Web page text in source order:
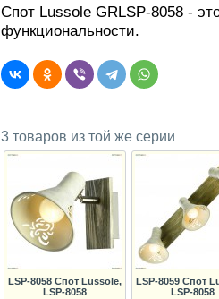
Спот Lussole GRLSP-8058 -
функциональности.
3 товаров из той же серии
LSP-8058 Спот Lussole,
LSP-8058
LSP-8059 Спот
LSP-8058